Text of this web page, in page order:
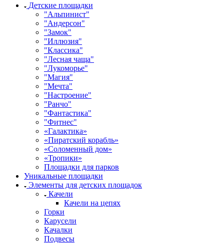
Детские площадки
"Альпинист"
"Андерсон"
"Замок"
"Иллюзия"
"Классика"
"Лесная чаща"
"Лукоморье"
"Магия"
"Мечта"
"Настроение"
"Ранчо"
"Фантастика"
"Фитнес"
«Галактика»
«Пиратский корабль»
«Соломенный дом»
«Тропики»
Площадки для парков
Уникальные площадки
Элементы для детских площадок
Качели
Качели на цепях
Горки
Карусели
Качалки
Подвесы